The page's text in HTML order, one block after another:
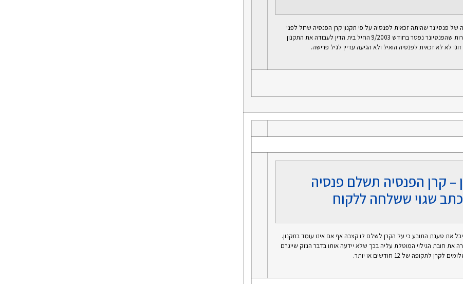
של פנסיונר שהיתה זכאית לפנסיה על פי תקנון קרן הפנסיה שחל לפני
אוקטובר 2003. למרות שהפנסיונר נפטר בחודש 9/2003 החיל בית הדין לעבודה את התקנון
לא לא זכאית לפנסיה הואיל ולא הגיעה עדיין לגיל פרישה.
– קרן הפנסיה תשלם פנסיה
שגוי ששלחה ללקוח
את טענת התובע כי על הקרן לשלם לו קצבה אף אם אינו עומד בתקנון.
את חובת הגילוי המוטלת עליה בכך שלא יידעה אותו בדבר הנזק שייגרם
לתקופה של 12 חודשים או יותר.